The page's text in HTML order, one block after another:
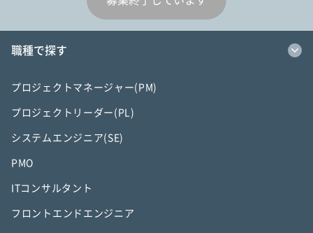
職種で探す
プロジェクトマネージャー(PM)
プロジェクトリーダー(PL)
システムエンジニア(SE)
PMO
ITコンサルタント
フロントエンドエンジニア